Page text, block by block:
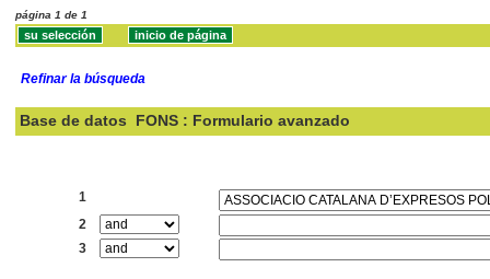
página 1 de 1
Refinar la búsqueda
Base de datos FONS : Formulario avanzado
1
2
3